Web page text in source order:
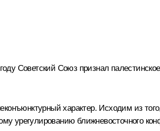
Советский Союз признал
характер. Исходим из
урегулированию ближневосточного